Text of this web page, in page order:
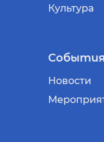
Культура
События
Новости